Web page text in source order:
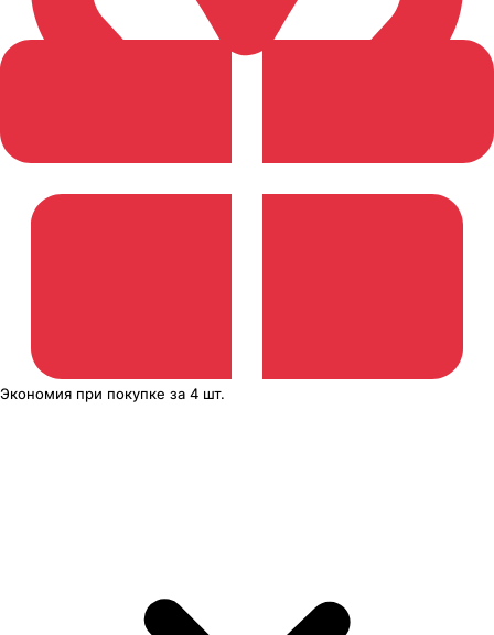
Экономия при покупке за 4 шт.